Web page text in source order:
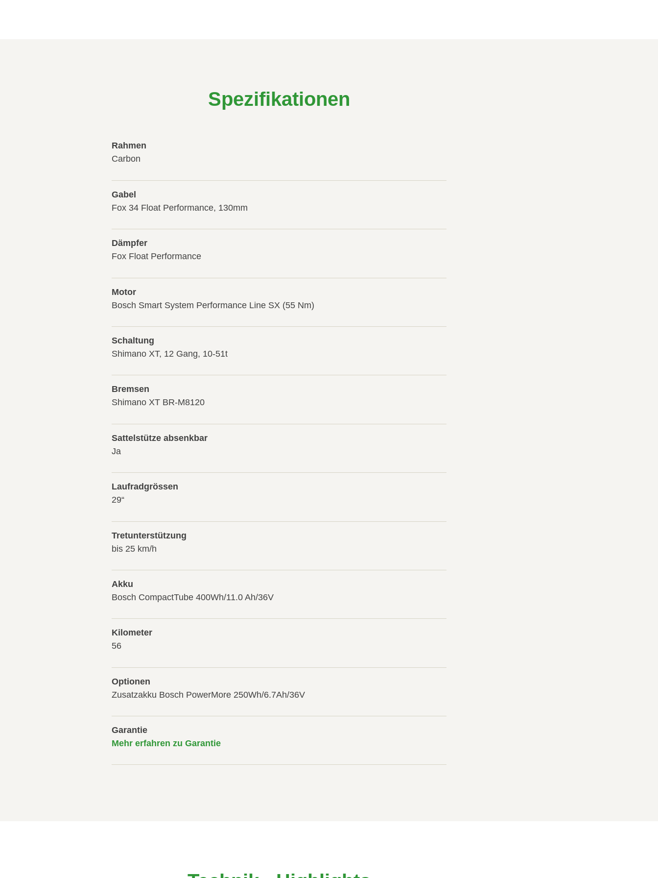
Spezifikationen
Rahmen
Carbon
Gabel
Fox 34 Float Performance, 130mm
Dämpfer
Fox Float Performance
Motor
Bosch Smart System Performance Line SX (55 Nm)
Schaltung
Shimano XT, 12 Gang, 10-51t
Bremsen
Shimano XT BR-M8120
Sattelstütze absenkbar
Ja
Laufradgrössen
29“
Tretunterstützung
bis 25 km/h
Akku
Bosch CompactTube 400Wh/11.0 Ah/36V
Kilometer
56
Optionen
Zusatzakku Bosch PowerMore 250Wh/6.7Ah/36V
Garantie
Mehr erfahren zu Garantie